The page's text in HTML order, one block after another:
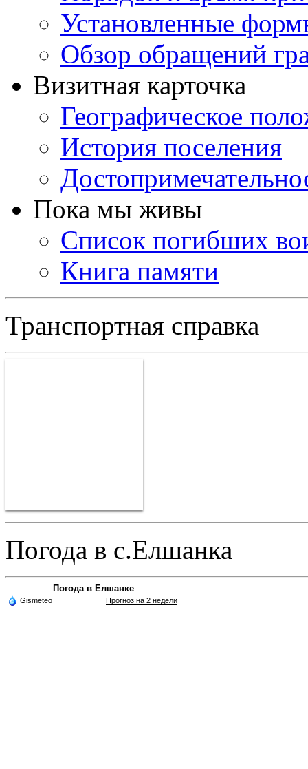
Установленные
Обзор обращений
Визитная карточка
Географическое
История поселения
Пока мы живы
Список погибших
Книга памяти
Транспортная справка
Погода в с.Елшанка
Погода в Елшанке
Gismeteo Прогноз на 2 недели